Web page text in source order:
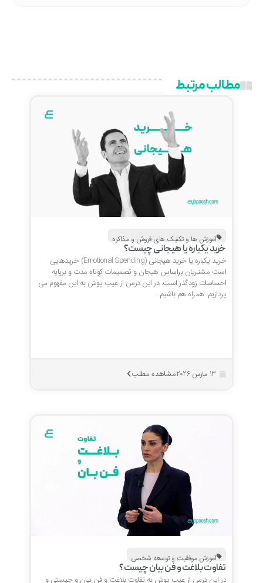
مطالب مرتبط
آموزش ها و تکنیک های فروش و مذاکره
خرید یکباره یا هیجانی چیست؟
خرید یکباره یا خرید هیجانی (Emotional Spending) خریدهایی
است مشتریان براساس هیجان و تصمیمات کوتاه مدت و برپایه
احساسات زودگذر است. در این درس از عیب پوش به این مفهوم می
پردازیم. همراه هم باشیم…
مشاهده مطلب
آموزش موفقیت و توسعه شخصی
تفاوت بلاغت و فن بیان چیست؟
در این درس از عیب پوش به تفاوت بلاغت و فن بیان و چیستی و